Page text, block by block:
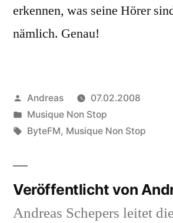
erkennen, was seine Hörer
nämlich. Genau!
Veröffentlicht
von
Andreas
07.02.2008
Veröffentlicht
in
Musique Non Stop
Schlagwörter:
ByteFM, Musique Non Stop
Veröffentlicht von
Andreas Schepers leitet